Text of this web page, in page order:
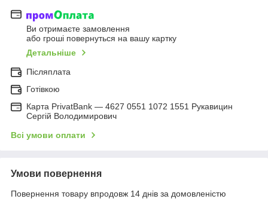
Ви отримаєте замовлення
або гроші повернуться на вашу картку
Детальніше
Післяплата
Готівкою
Карта PrivatBank — 4627 0551 1072 1551 Рукавицин
Сергій Володимирович
Всі умови оплати
Умови повернення
Повернення товару впродовж 14 днів за домовленістю